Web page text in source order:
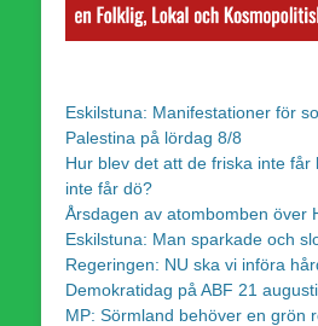
Eskilstuna: Manifestationer för
Palestina på lördag 8/8
Hur blev det att de friska inte får
inte får dö?
Årsdagen av atombomben över
Eskilstuna: Man sparkade och
Regeringen: NU ska vi införa
Demokratidag på ABF 21 augusti
MP: Sörmland behöver en grön